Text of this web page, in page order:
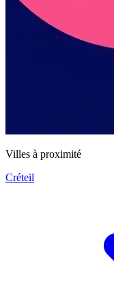
Villes à proximité
Créteil